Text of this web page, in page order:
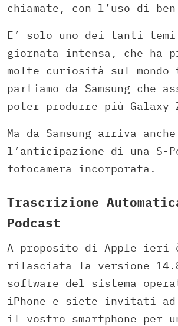
chiamate, con l’uso di
E’ solo uno dei tanti
giornata intensa, che ha
molte curiosità sul mondo
partiamo da Samsung che
poter produrre più Galaxy
Ma da Samsung arriva anche
l’anticipazione di una S-
fotocamera incorporata.
Trascrizione
Podcast
A proposito di Apple ieri
rilasciata la versione
software del sistema
iPhone e siete invitati ad
il vostro smartphone per